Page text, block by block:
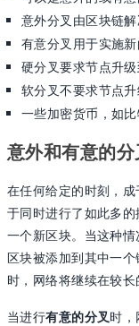
意外分叉由区块链解
有意分叉用于实施新
硬分叉要求节点升级
软分叉不要求节点升
一些加密货币，如
意外和有意的分
在任何给定的时刻，
于同时进行了如此多
一个新区块。当这种
区块被添加到其中一
时，网络将继续在较长
当进行有意的分叉时